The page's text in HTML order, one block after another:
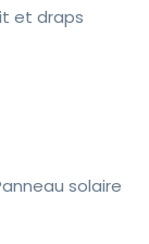
et draps
solaire